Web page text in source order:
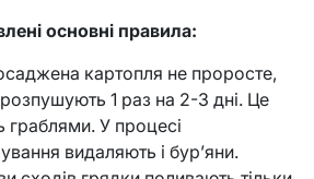
основні правила:
картопля не проросте,
1 раз на 2-3 дні. Це
граблями. У процесі
видаляють і бур’яни.